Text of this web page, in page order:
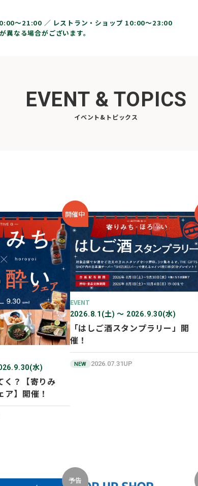
〜21:00 ／ レストラン・ショップ 10:00～23:00
なる場合がございます。
EVENT & TOPICS
イベント&トピックス
水)
く？【寄りみ
ア】開催！
開催中
EVENT
2026.8.1(土) 〜 2026.9.30(水)
「はしご酒スタンプラリー」開
催！
NEW 2026.07.31UP
予告